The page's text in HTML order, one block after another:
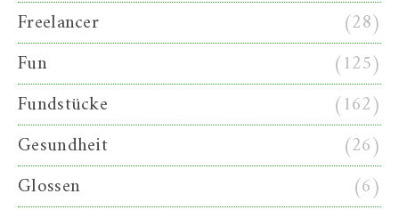
Freelancer
(28)
Fun
(125)
Fundstücke
(162)
Gesundheit
(26)
Glossen
(6)